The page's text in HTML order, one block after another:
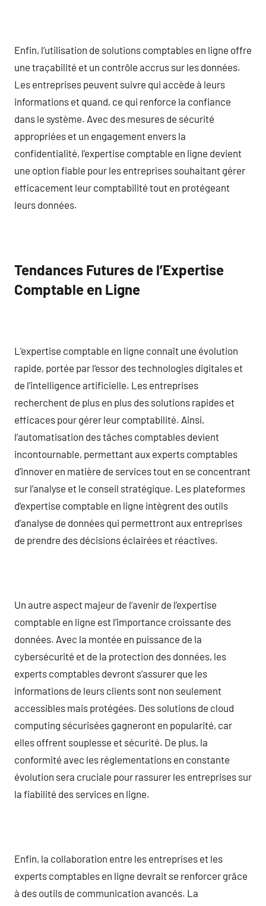
Enfin, l’utilisation de solutions comptables en ligne offre
une traçabilité et un contrôle accrus sur les données.
Les entreprises peuvent suivre qui accède à leurs
informations et quand, ce qui renforce la confiance
dans le système. Avec des mesures de sécurité
appropriées et un engagement envers la
confidentialité, l’expertise comptable en ligne devient
une option fiable pour les entreprises souhaitant gérer
efficacement leur comptabilité tout en protégeant
leurs données.
Tendances Futures de l’Expertise
Comptable en Ligne
L’expertise comptable en ligne connaît une évolution
rapide, portée par l’essor des technologies digitales et
de l’intelligence artificielle. Les entreprises
recherchent de plus en plus des solutions rapides et
efficaces pour gérer leur comptabilité. Ainsi,
l’automatisation des tâches comptables devient
incontournable, permettant aux experts comptables
d’innover en matière de services tout en se concentrant
sur l’analyse et le conseil stratégique. Les plateformes
d’expertise comptable en ligne intègrent des outils
d’analyse de données qui permettront aux entreprises
de prendre des décisions éclairées et réactives.
Un autre aspect majeur de l’avenir de l’expertise
comptable en ligne est l’importance croissante des
données. Avec la montée en puissance de la
cybersécurité et de la protection des données, les
experts comptables devront s’assurer que les
informations de leurs clients sont non seulement
accessibles mais protégées. Des solutions de cloud
computing sécurisées gagneront en popularité, car
elles offrent souplesse et sécurité. De plus, la
conformité avec les réglementations en constante
évolution sera cruciale pour rassurer les entreprises sur
la fiabilité des services en ligne.
Enfin, la collaboration entre les entreprises et les
experts comptables en ligne devrait se renforcer grâce
à des outils de communication avancés. La